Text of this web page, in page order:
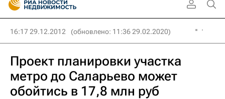
16:17 29.12.2012 (обновлено: 11:36 29.02.2020)
Проект планировки участка
метро до Саларьево может
обойтись в 17,8 млн руб